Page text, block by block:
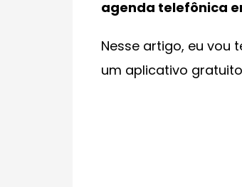
agenda telefônica
Nesse artigo, eu vou
um aplicativo